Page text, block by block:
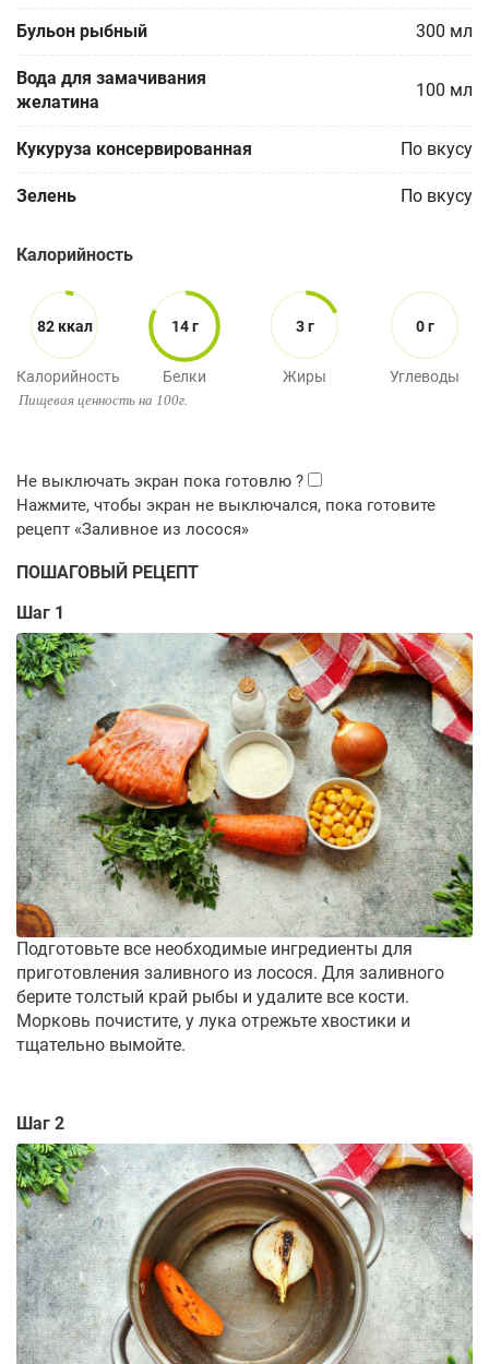
Бульон рыбный 300 мл
Вода для замачивания
желатина
100 мл
Кукуруза консервированная По вкусу
Зелень По вкусу
Калорийность
82 ккал
Калорийность
14 г
Белки
3 г
Жиры
0 г
Углеводы
Пищевая ценность на 100г.
ПОШАГОВЫЙ РЕЦЕПТ
Шаг 1
Подготовьте все необходимые ингредиенты для
приготовления заливного из лосося. Для заливного
берите толстый край рыбы и удалите все кости.
Морковь почистите, у лука отрежьте хвостики и
тщательно вымойте.
Шаг 2